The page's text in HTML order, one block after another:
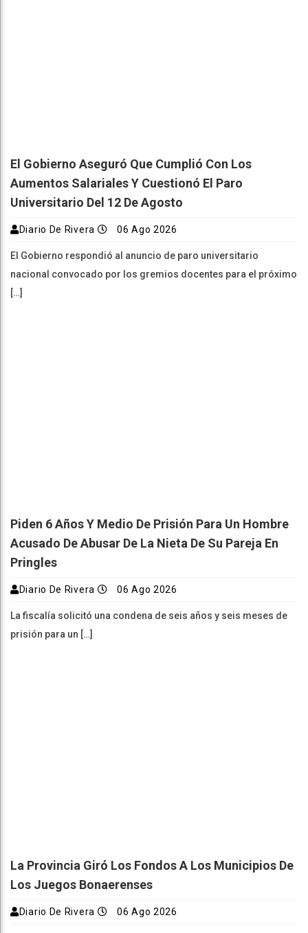
El Gobierno Aseguró Que Cumplió Con Los
Aumentos Salariales Y Cuestionó El Paro
Universitario Del 12 De Agosto
Diario De Rivera 06 Ago 2026
El Gobierno respondió al anuncio de paro universitario
nacional convocado por los gremios docentes para el próximo
[…]
Piden 6 Años Y Medio De Prisión Para Un Hombre
Acusado De Abusar De La Nieta De Su Pareja En
Pringles
Diario De Rivera 06 Ago 2026
La fiscalía solicitó una condena de seis años y seis meses de
prisión para un […]
La Provincia Giró Los Fondos A Los Municipios De
Los Juegos Bonaerenses
Diario De Rivera 06 Ago 2026